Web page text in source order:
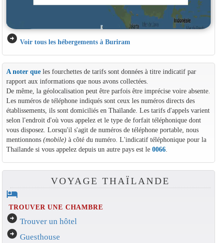
arrow_circle_right Voir tous les hébergements à Buriram
A noter queles fourchettes de tarifs sont données à titre indicatif par
rapport aux informations que nous avons collectées.
De même, la géolocalisation peut être parfois être imprécise voire absente.
Les numéros de téléphone indiqués sont ceux les numéros directs des
établissements, ils sont domiciliés en Thaïlande. Les tarifs d'appels varient
selon l'endroit d'où vous appelez et le type de forfait téléphonique dont
vous disposez. Lorsqu'il s'agit de numéros de téléphone portable, nous
mentionnons (mobile)à côté du numéro. L'indicatif téléphonique pour la
Thaïlande si vous appelez depuis un autre pays est le 0066.
VOYAGE THAÏLANDE
hotel
TROUVER UNE CHAMBRE
arrow_circle_right Trouver un hôtel
arrow_circle_right Guesthouse